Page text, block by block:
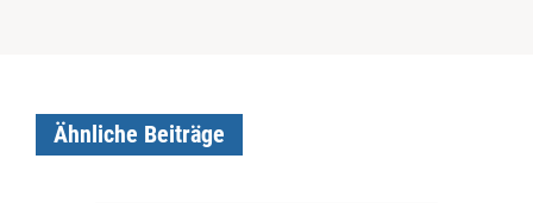
Ähnliche Beiträge